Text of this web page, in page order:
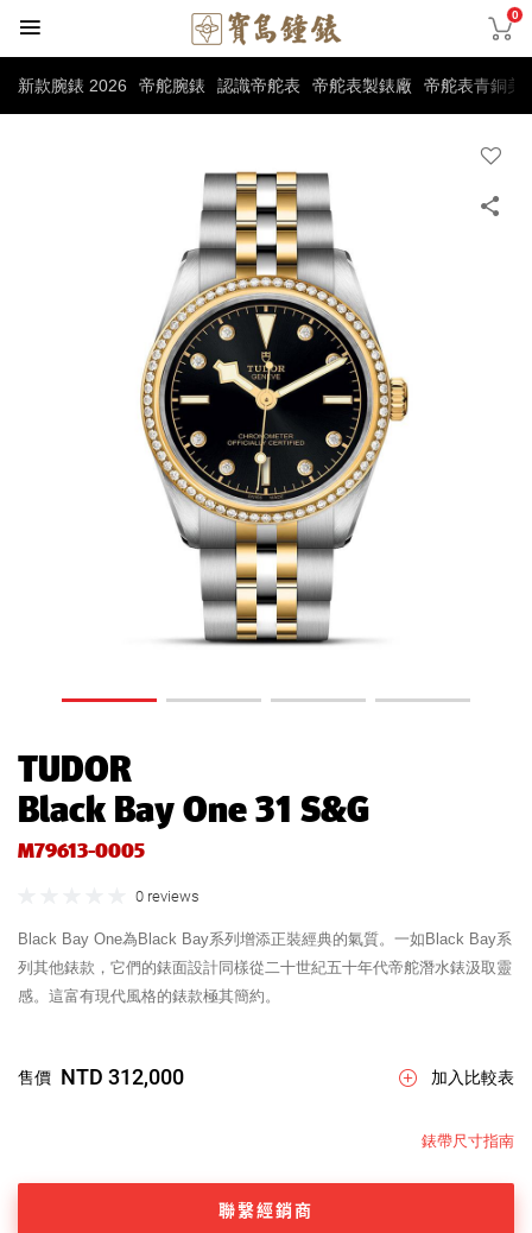
0
新款腕錶 2026 帝舵腕錶 認識帝舵表 帝舵表製錶廠 帝舵表青銅美
TUDOR
Black Bay One 31 S&G
M79613-0005
0 reviews
Black Bay One為Black Bay系列增添正裝經典的氣質。一如Black Bay系
列其他錶款，它們的錶面設計同樣從二十世紀五十年代帝舵潛水錶汲取靈
感。這富有現代風格的錶款極其簡約。
售價 NTD 312,000 加入比較表
錶帶尺寸指南
聯繫經銷商